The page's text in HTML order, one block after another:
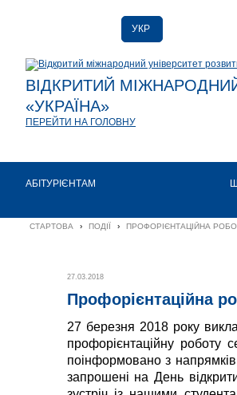
УКР
ENG
ВІДКРИТИЙ
«УКРАЇНА»
ПЕРЕЙТИ НА ГОЛОВНУ
АБІТУРІЄНТАМ
СТАРТОВА › ПОДІЇ › ПРОФОРІЄНТАЦІЙНА
27.03.2018
Профорієнтаційна
27 березня 2018 року
профорієнтаційну роботу
поінформовано з
запрошені на День